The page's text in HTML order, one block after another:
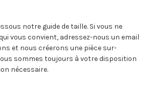
notre guide de taille. Si vous ne
vous convient, adressez-nous un email
et nous créerons une pièce sur-
sommes toujours à votre disposition
nécessaire.